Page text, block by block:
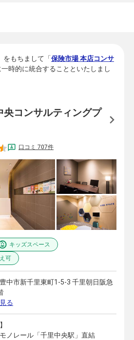
をもちまして「保険市場 本店コンサ
時的に統合することといたしまし
央コンサルティングプ
口コミ 707件
キッズスペース
可
中市新千里東町1-5-3 千里朝日阪急
る
モノレール「千里中央駅」直結